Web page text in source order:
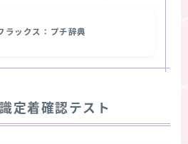
ラックス：プチ辞典
定着確認テスト